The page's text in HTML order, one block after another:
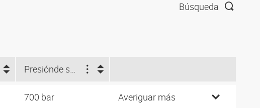
Búsqueda
Presiónde servicio (bar)
700 bar Averiguar más